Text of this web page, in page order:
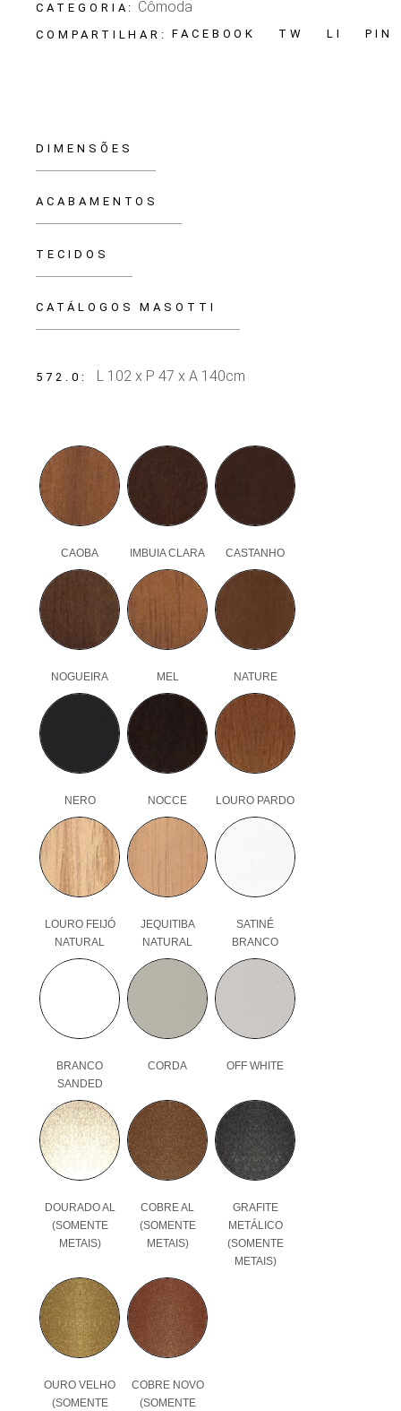
CATEGORIA: Cômoda
COMPARTILHAR: FACEBOOK TW LI PIN
DIMENSÕES
ACABAMENTOS
TECIDOS
CATÁLOGOS MASOTTI
572.0 L 102 x P 47 x A 140cm
CAOBA IMBUIA CLARA CASTANHO
NOGUEIRA MEL NATURE
NERO NOCCE LOURO PARDO
LOURO FEIJÓ
NATURAL
JEQUITIBA
NATURAL
SATINÉ
BRANCO
BRANCO
SANDED
CORDA OFF WHITE
DOURADO AL
(SOMENTE
METAIS)
COBRE AL
(SOMENTE
METAIS)
GRAFITE
METÁLICO
(SOMENTE
METAIS)
OURO VELHO
(SOMENTE
COBRE NOVO
(SOMENTE